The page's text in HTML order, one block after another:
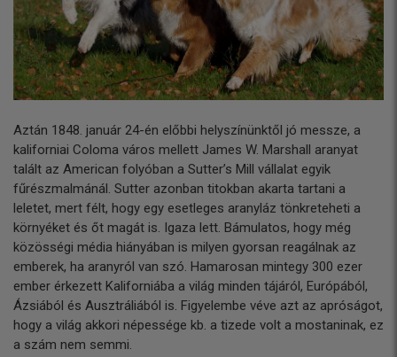
Aztán 1848. január 24-én előbbi helyszínünktől jó messze, a
kaliforniai Coloma város mellett James W. Marshall aranyat
talált az American folyóban a Sutter’s Mill vállalat egyik
fűrészmalmánál. Sutter azonban titokban akarta tartani a
leletet, mert félt, hogy egy esetleges aranyláz tönkreteheti a
környéket és őt magát is. Igaza lett. Bámulatos, hogy még
közösségi média hiányában is milyen gyorsan reagálnak az
emberek, ha aranyról van szó. Hamarosan mintegy 300 ezer
ember érkezett Kaliforniába a világ minden tájáról, Európából,
Ázsiából és Ausztráliából is. Figyelembe véve azt az apróságot,
hogy a világ akkori népessége kb. a tizede volt a mostaninak, ez
a szám nem semmi.